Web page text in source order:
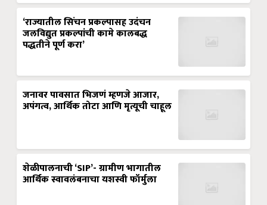
‘राज्यातील सिंचन प्रकल्पासह उदंचन
जलविद्युत प्रकल्पांची कामे कालबद्ध
पद्धतीने पूर्ण करा’
जनावर पावसात भिजणं म्हणजे आजार,
अपंगत्व, आर्थिक तोटा आणि मृत्यूची चाहूल
शेळीपालनाची ‘SIP’- ग्रामीण भागातील
आर्थिक स्वावलंबनाचा यशस्वी फॉर्मुला